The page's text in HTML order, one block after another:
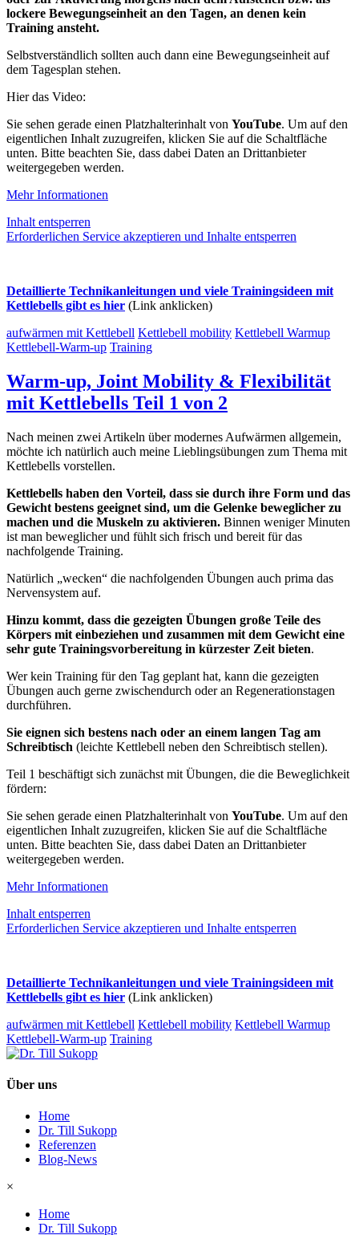
lockere Bewegungseinheit an den Tagen, an denen kein
Training ansteht.
Selbstverständlich sollten auch dann eine Bewegungseinheit auf
dem Tagesplan stehen.
Hier das Video:
Sie sehen gerade einen Platzhalterinhalt von YouTube. Um auf den
eigentlichen Inhalt zuzugreifen, klicken Sie auf die Schaltfläche
unten. Bitte beachten Sie, dass dabei Daten an Drittanbieter
weitergegeben werden.
Mehr Informationen
Inhalt entsperren
Erforderlichen Service akzeptieren und Inhalte entsperren
Detaillierte Technikanleitungen und viele Trainingsideen mit
Kettlebells gibt es hier (Link anklicken)
aufwärmen mit Kettlebell Kettlebell mobility Kettlebell Warmup
Kettlebell-Warm-up Training
Warm-up, Joint Mobility & Flexibilität
mit Kettlebells Teil 1 von 2
Nach meinen zwei Artikeln über modernes Aufwärmen allgemein,
möchte ich natürlich auch meine Lieblingsübungen zum Thema mit
Kettlebells vorstellen.
Kettlebells haben den Vorteil, dass sie durch ihre Form und das
Gewicht bestens geeignet sind, um die Gelenke beweglicher zu
machen und die Muskeln zu aktivieren. Binnen weniger Minuten
ist man beweglicher und fühlt sich frisch und bereit für das
nachfolgende Training.
Natürlich „wecken“ die nachfolgenden Übungen auch prima das
Nervensystem auf.
Hinzu kommt, dass die gezeigten Übungen große Teile des
Körpers mit einbeziehen und zusammen mit dem Gewicht eine
sehr gute Trainingsvorbereitung in kürzester Zeit bieten.
Wer kein Training für den Tag geplant hat, kann die gezeigten
Übungen auch gerne zwischendurch oder an Regenerationstagen
durchführen.
Sie eignen sich bestens nach oder an einem langen Tag am
Schreibtisch (leichte Kettlebell neben den Schreibtisch stellen).
Teil 1 beschäftigt sich zunächst mit Übungen, die die Beweglichkeit
fördern:
Sie sehen gerade einen Platzhalterinhalt von YouTube. Um auf den
eigentlichen Inhalt zuzugreifen, klicken Sie auf die Schaltfläche
unten. Bitte beachten Sie, dass dabei Daten an Drittanbieter
weitergegeben werden.
Mehr Informationen
Inhalt entsperren
Erforderlichen Service akzeptieren und Inhalte entsperren
Detaillierte Technikanleitungen und viele Trainingsideen mit
Kettlebells gibt es hier (Link anklicken)
aufwärmen mit Kettlebell Kettlebell mobility Kettlebell Warmup
Kettlebell-Warm-up Training
Über uns
Home
Dr. Till Sukopp
Referenzen
Blog-News
×
Home
Dr. Till Sukopp